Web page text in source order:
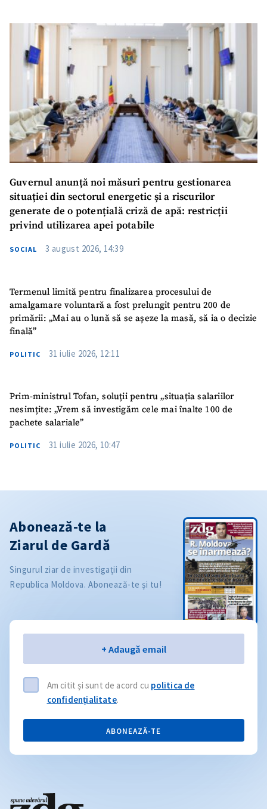
Guvernul anunță noi măsuri pentru gestionarea
situației din sectorul energetic și a riscurilor
generate de o potențială criză de apă: restricții
privind utilizarea apei potabile
SOCIAL 3 august 2026, 14:39
Termenul limită pentru finalizarea procesului de
amalgamare voluntară a fost prelungit pentru 200 de
primării: „Mai au o lună să se așeze la masă, să ia o decizie
finală”
POLITIC 31 iulie 2026, 12:11
Prim-ministrul Tofan, soluții pentru „situația salariilor
nesimțite: „Vrem să investigăm cele mai înalte 100 de
pachete salariale”
POLITIC 31 iulie 2026, 10:47
Abonează-te la
Ziarul de Gardă
Singurul ziar de investigații din
Republica Moldova. Abonează-te și tu!
+ Adaugă email
Am citit și sunt de acord cu politica de
confidențialitate.
ABONEAZĂ-TE